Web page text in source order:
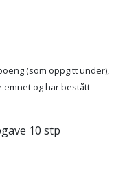
(som oppgitt under),
emnet og har bestått
10 stp